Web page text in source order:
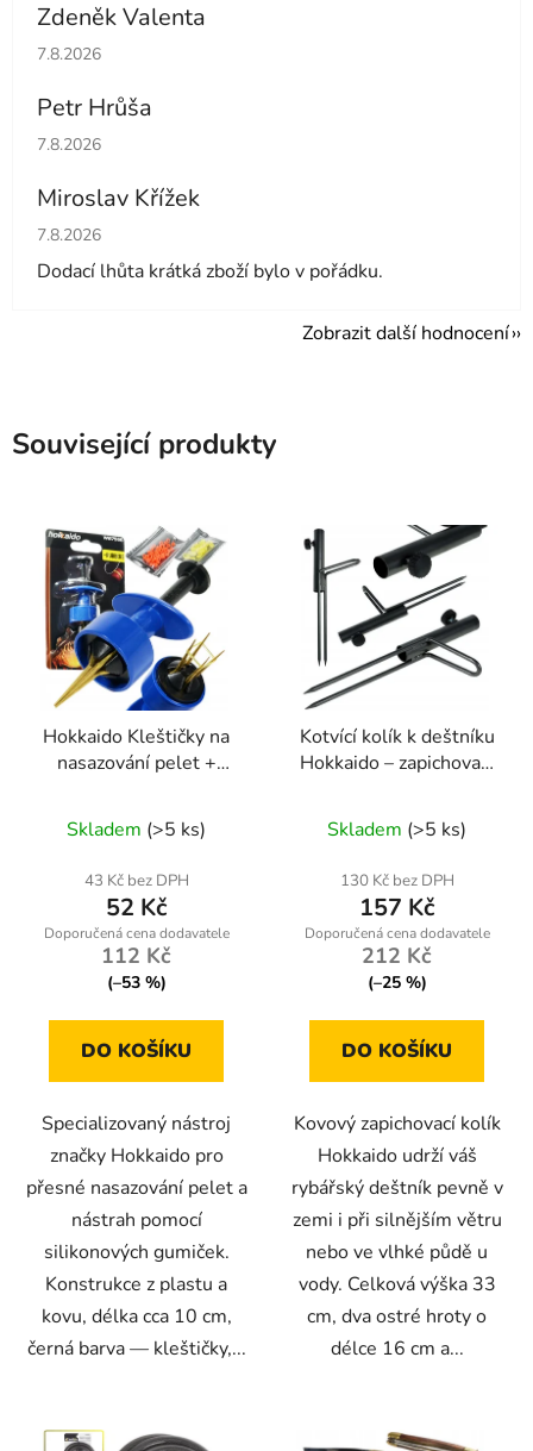
Zdeněk Valenta
Hodnocení obchodu je 5 z 5 hvězdiček.
7.8.2026
Petr Hrůša
Hodnocení obchodu je 5 z 5 hvězdiček.
7.8.2026
Miroslav Křížek
Hodnocení obchodu je 5 z 5 hvězdiček.
7.8.2026
Dodací lhůta krátká zboží bylo v pořádku.
Zobrazit další hodnocení
Související produkty
Hokkaido Kleštičky na
nasazování pelet +
hodnocení
produktu
je
5,0
z
hvězdiček.
Skladem (>5 ks)
43 Kč bez DPH
52 Kč
112 Kč
(–53 %)
DO KOŠÍKU
Specializovaný nástroj
značky Hokkaido pro
přesné nasazování pelet a
nástrah pomocí
silikonových gumiček.
Konstrukce z plastu a
kovu, délka cca 10 cm,
černá barva — kleštičky,...
Kotvící kolík k deštníku
Hokkaido – zapichovací
Skladem (>5 ks)
130 Kč bez DPH
157 Kč
212 Kč
(–25 %)
DO KOŠÍKU
Kovový zapichovací kolík
Hokkaido udrží váš
rybářský deštník pevně v
zemi i při silnějším větru
nebo ve vlhké půdě u
vody. Celková výška 33
cm, dva ostré hroty o
délce 16 cm a...